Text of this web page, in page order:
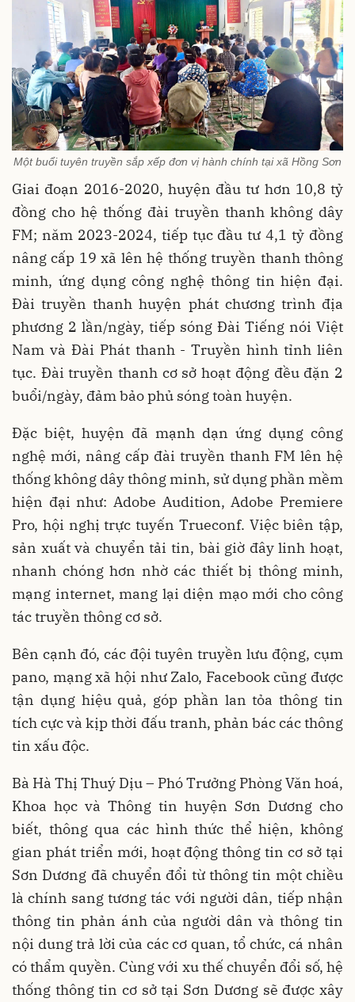
Một buổi tuyên truyền sắp xếp đơn vị hành chính tại xã Hồng Sơn
Giai đoạn 2016-2020, huyện đầu tư hơn 10,8 tỷ
đồng cho hệ thống đài truyền thanh không dây
FM; năm 2023-2024, tiếp tục đầu tư 4,1 tỷ đồng
nâng cấp 19 xã lên hệ thống truyền thanh thông
minh, ứng dụng công nghệ thông tin hiện đại.
Đài truyền thanh huyện phát chương trình địa
phương 2 lần/ngày, tiếp sóng Đài Tiếng nói Việt
Nam và Đài Phát thanh - Truyền hình tỉnh liên
tục. Đài truyền thanh cơ sở hoạt động đều đặn 2
buổi/ngày, đảm bảo phủ sóng toàn huyện.
Đặc biệt, huyện đã mạnh dạn ứng dụng công
nghệ mới, nâng cấp đài truyền thanh FM lên hệ
thống không dây thông minh, sử dụng phần mềm
hiện đại như: Adobe Audition, Adobe Premiere
Pro, hội nghị trực tuyến Trueconf. Việc biên tập,
sản xuất và chuyển tải tin, bài giờ đây linh hoạt,
nhanh chóng hơn nhờ các thiết bị thông minh,
mạng internet, mang lại diện mạo mới cho công
tác truyền thông cơ sở.
Bên cạnh đó, các đội tuyên truyền lưu động, cụm
pano, mạng xã hội như Zalo, Facebook cũng được
tận dụng hiệu quả, góp phần lan tỏa thông tin
tích cực và kịp thời đấu tranh, phản bác các thông
tin xấu độc.
Bà Hà Thị Thuý Dịu – Phó Trưởng Phòng Văn hoá,
Khoa học và Thông tin huyện Sơn Dương cho
biết, thông qua các hình thức thể hiện, không
gian phát triển mới, hoạt động thông tin cơ sở tại
Sơn Dương đã chuyển đổi từ thông tin một chiều
là chính sang tương tác với người dân, tiếp nhận
thông tin phản ánh của người dân và thông tin
nội dung trả lời của các cơ quan, tổ chức, cá nhân
có thẩm quyền. Cùng với xu thế chuyển đổi số, hệ
thống thông tin cơ sở tại Sơn Dương sẽ được xây